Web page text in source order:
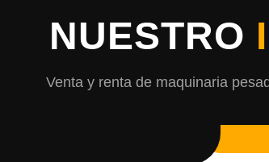
NUESTRO
Venta y renta de maquinaria